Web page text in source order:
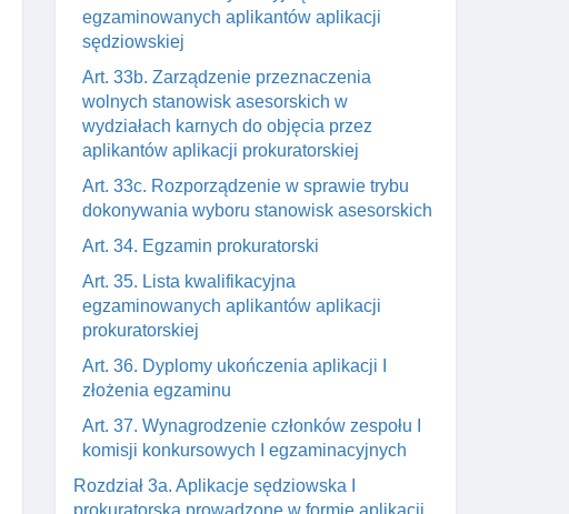
egzaminowanych aplikantów aplikacji
sędziowskiej
Art. 33b. Zarządzenie przeznaczenia
wolnych stanowisk asesorskich w
wydziałach karnych do objęcia przez
aplikantów aplikacji prokuratorskiej
Art. 33c. Rozporządzenie w sprawie trybu
dokonywania wyboru stanowisk asesorskich
Art. 34. Egzamin prokuratorski
Art. 35. Lista kwalifikacyjna
egzaminowanych aplikantów aplikacji
prokuratorskiej
Art. 36. Dyplomy ukończenia aplikacji I
złożenia egzaminu
Art. 37. Wynagrodzenie członków zespołu I
komisji konkursowych I egzaminacyjnych
Rozdział 3a. Aplikacje sędziowska I
prokuratorska prowadzone w formie aplikacji